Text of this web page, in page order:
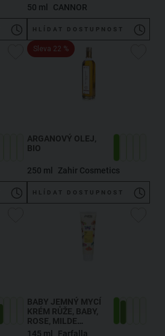
50 ml CANNOR
HLÍDAT DOSTUPNOST
Sleva 22 %
ARGANOVÝ OLEJ,
BIO
250 ml Zahir Cosmetics
HLÍDAT DOSTUPNOST
BABY JEMNÝ MYCÍ
KRÉM RŮŽE
ROSE, MILDE
WASCHCREME
145 ml Farfalla